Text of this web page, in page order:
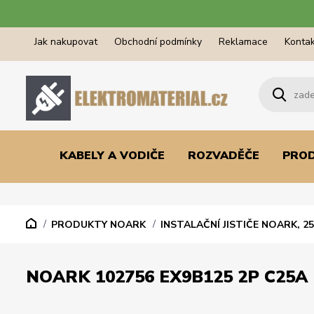
Jak nakupovat Obchodní podmínky Reklamace
KABELY A VODIČE ROZVADĚČE
PRODUKTY NOARK INSTALAČNÍ JISTIČE NOARK,
NOARK 102756 EX9B125 2P